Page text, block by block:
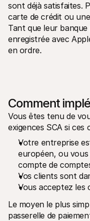
sont déjà satisfaites.
carte de crédit ou
Tant que leur
enregistrée avec
en ordre.
Comment
Vous êtes tenu de
exigences SCA si
Votre entreprise
européen, ou
compte de
Vos clients sont
Vous acceptez les
Le moyen le plus
passerelle de